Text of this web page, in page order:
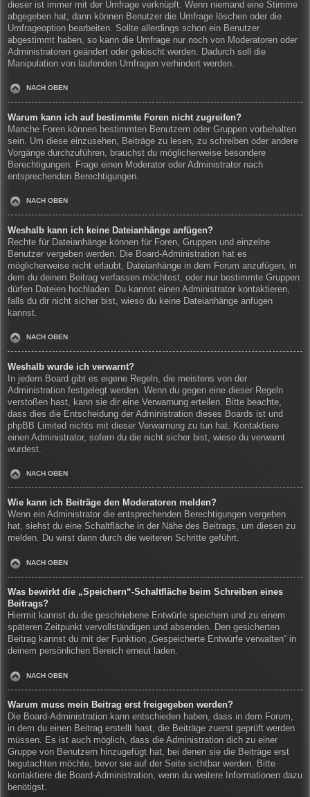
dieser ist immer mit der Umfrage verknüpft. Wenn niemand eine Stimme
abgegeben hat, dann können Benutzer die Umfrage löschen oder die
Umfrageoption bearbeiten. Sollte allerdings schon ein Benutzer
abgestimmt haben, so kann die Umfrage nur noch von Moderatoren oder
Administratoren geändert oder gelöscht werden. Dadurch soll die
Manipulation von laufenden Umfragen verhindert werden.
NACH OBEN
Warum kann ich auf bestimmte Foren nicht zugreifen?
Manche Foren können bestimmten Benutzern oder Gruppen vorbehalten
sein. Um diese einzusehen, Beiträge zu lesen, zu schreiben oder andere
Vorgänge durchzuführen, brauchst du möglicherweise besondere
Berechtigungen. Frage einen Moderator oder Administrator nach
entsprechenden Berechtigungen.
NACH OBEN
Weshalb kann ich keine Dateianhänge anfügen?
Rechte für Dateianhänge können für Foren, Gruppen und einzelne
Benutzer vergeben werden. Die Board-Administration hat es
möglicherweise nicht erlaubt, Dateianhänge in dem Forum anzufügen, in
dem du deinen Beitrag verfassen möchtest, oder nur bestimmte Gruppen
dürfen Dateien hochladen. Du kannst einen Administrator kontaktieren,
falls du dir nicht sicher bist, wieso du keine Dateianhänge anfügen
kannst.
NACH OBEN
Weshalb wurde ich verwarnt?
In jedem Board gibt es eigene Regeln, die meistens von der
Administration festgelegt werden. Wenn du gegen eine dieser Regeln
verstoßen hast, kann sie dir eine Verwarnung erteilen. Bitte beachte,
dass dies die Entscheidung der Administration dieses Boards ist und
phpBB Limited nichts mit dieser Verwarnung zu tun hat. Kontaktiere
einen Administrator, sofern du die nicht sicher bist, wieso du verwarnt
wurdest.
NACH OBEN
Wie kann ich Beiträge den Moderatoren melden?
Wenn ein Administrator die entsprechenden Berechtigungen vergeben
hat, siehst du eine Schaltfläche in der Nähe des Beitrags, um diesen zu
melden. Du wirst dann durch die weiteren Schritte geführt.
NACH OBEN
Was bewirkt die „Speichern“-Schaltfläche beim Schreiben eines
Beitrags?
Hiermit kannst du die geschriebene Entwürfe speichern und zu einem
späteren Zeitpunkt vervollständigen und absenden. Den gesicherten
Beitrag kannst du mit der Funktion „Gespeicherte Entwürfe verwalten“ in
deinem persönlichen Bereich erneut laden.
NACH OBEN
Warum muss mein Beitrag erst freigegeben werden?
Die Board-Administration kann entschieden haben, dass in dem Forum,
in dem du einen Beitrag erstellt hast, die Beiträge zuerst geprüft werden
müssen. Es ist auch möglich, dass die Administration dich zu einer
Gruppe von Benutzern hinzugefügt hat, bei denen sie die Beiträge erst
begutachten möchte, bevor sie auf der Seite sichtbar werden. Bitte
kontaktiere die Board-Administration, wenn du weitere Informationen dazu
benötigst.